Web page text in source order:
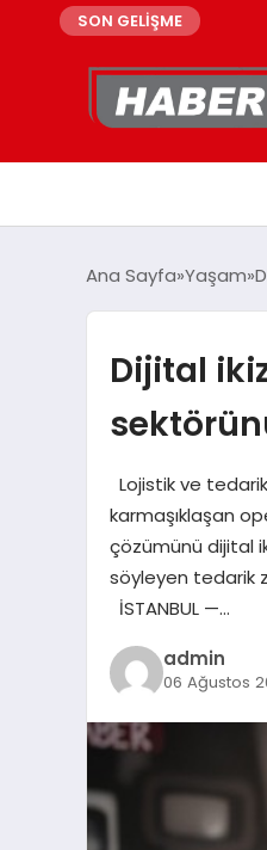
SON GELİŞME
Ana Sayfa Yaşam
Dijital
Lojistik ve
karmaşıklaşan
çözümünü dijital
söyleyen tedarik
İSTANBUL —…
admin
06 Ağustos